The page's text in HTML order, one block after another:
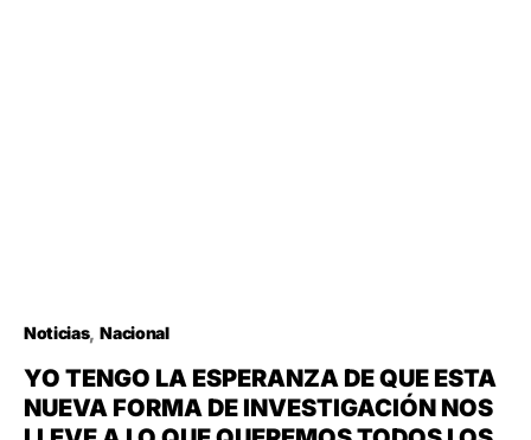
Noticias Nacional
YO TENGO LA ESPERANZA DE QUE ESTA
NUEVA FORMA DE INVESTIGACIÓN NOS